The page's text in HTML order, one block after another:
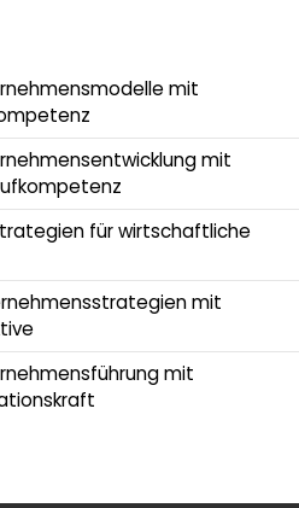
mit
mit
für wirtschaftliche
mit
mit